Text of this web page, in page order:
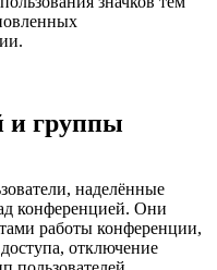
и группы
наделённые
конференцией. Они
работы конференции,
отключение